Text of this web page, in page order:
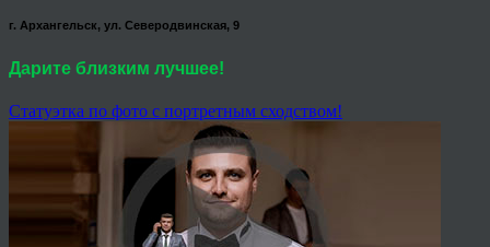
г. Архангельск, ул. Северодвинская, 9
Дарите близким лучшее!
Статуэтка по фото с портретным сходством!